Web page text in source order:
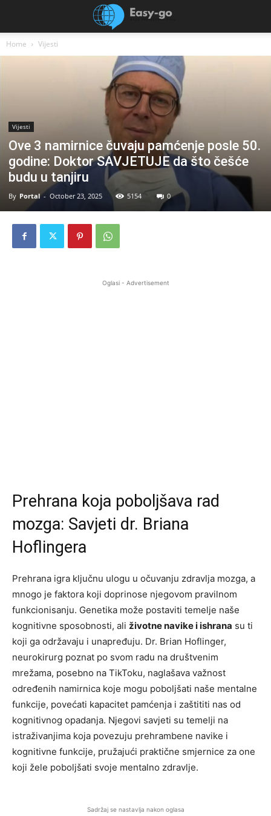
Home Vijesti
Vijesti
Ove 3 namirnice čuvaju pamćenje posle 50.
godine: Doktor SAVJETUJE da što češće
budu u tanjiru
By Portal - October 23, 2025 5154 0
Oglasi - Advertisement
Prehrana koja poboljšava rad
mozga: Savjeti dr. Briana
Hoflingera
Prehrana igra ključnu ulogu u očuvanju zdravlja mozga, a
mnogo je faktora koji doprinose njegovom pravilnom
funkcionisanju. Genetika može postaviti temelje naše
kognitivne sposobnosti, ali životne navike i ishrana su ti
koji ga održavaju i unapređuju. Dr. Brian Hoflinger,
neurokirurg poznat po svom radu na društvenim
mrežama, posebno na TikToku, naglašava važnost
određenih namirnica koje mogu poboljšati naše mentalne
funkcije, povećati kapacitet pamćenja i zaštititi nas od
kognitivnog opadanja. Njegovi savjeti su temelji na
istraživanjima koja povezuju prehrambene navike i
kognitivne funkcije, pružajući praktične smjernice za one
koji žele poboljšati svoje mentalno zdravlje.
Sadržaj se nastavlja nakon oglasa